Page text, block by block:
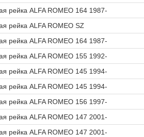
рейка ALFA ROMEO 164 1987-
рейка ALFA ROMEO SZ
рейка ALFA ROMEO 164 1987-
рейка ALFA ROMEO 155 1992-
рейка ALFA ROMEO 145 1994-
рейка ALFA ROMEO 145 1994-
рейка ALFA ROMEO 156 1997-
рейка ALFA ROMEO 147 2001-
рейка ALFA ROMEO 147 2001-